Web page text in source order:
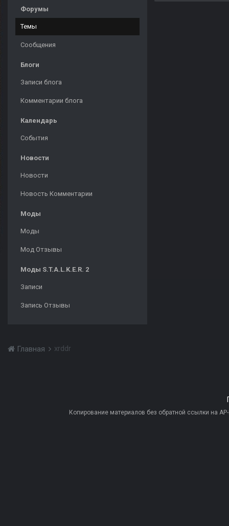
Форумы
Темы
Сообщения
Блоги
Записи блога
Комментарии блога
Календарь
События
Новости
Новости
Новость Комментарии
Моды
Моды
Мод Отзывы
Моды S.T.A.L.K.E.R. 2
Записи
Запись Отзывы
Главная xrddr
Копирование материалов без обратной ссылки на